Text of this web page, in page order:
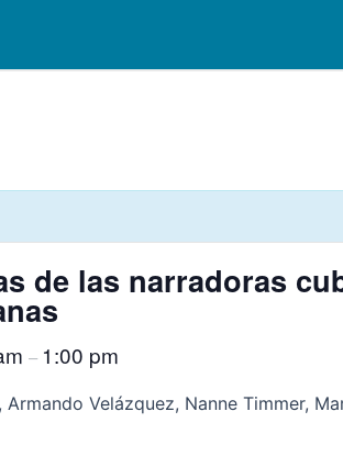
de las narradoras
– 1:00 pm
Armando Velázquez, Nanne Timmer,